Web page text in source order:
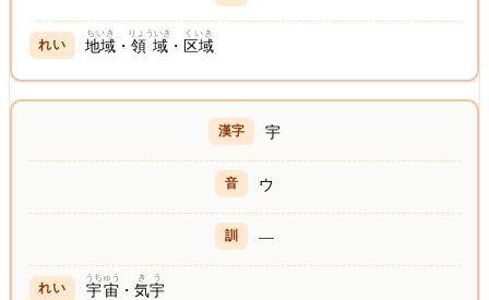
地域
ちいき
・領域
りょういき
・ 区域
くいき
宇
ウ
—
宇宙
うちゅう
・気宇
きう